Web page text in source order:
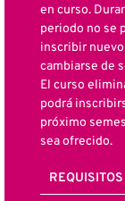
en curso.
periodo no se
inscribir
cambiarse de
El curso
podrá
próximo
sea ofrecido.
REQUISITOS